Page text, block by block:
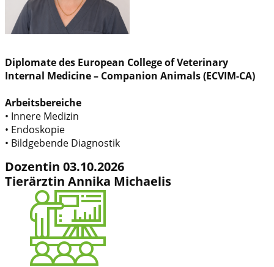
Diplomate des European College of Veterinary
Internal Medicine – Companion Animals (ECVIM-CA)
Arbeitsbereiche
• ​​Innere Medizin
• Endoskopie
• Bildgebende Diagnostik
Dozentin 03.10.2026
Tierärztin Annika Michaelis